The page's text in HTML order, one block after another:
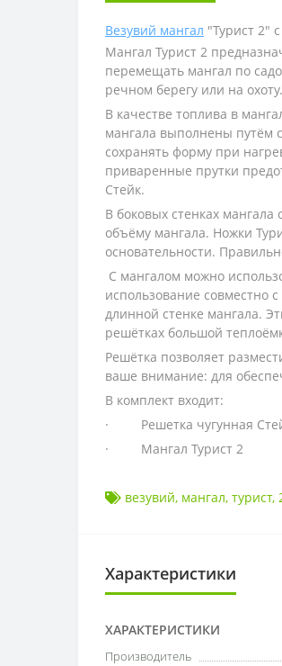
Везувий мангал "Турист 2"
Мангал Турист 2
перемещать мангал по
речном берегу или на охоту.
В качестве топлива в
мангала выполнены путём
сохранять форму при
приваренные прутки
Стейк.
В боковых стенках
объёму мангала. Ножки
основательности.
С мангалом можно
использование совместно
длинной стенке мангала.
решётках большой
Решётка позволяет
ваше внимание: для
В комплект входит:
· Решетка чугунная
· Мангал Турист 2
везувий, мангал, турист,
Характеристики
ХАРАКТЕРИСТИКИ
Производитель